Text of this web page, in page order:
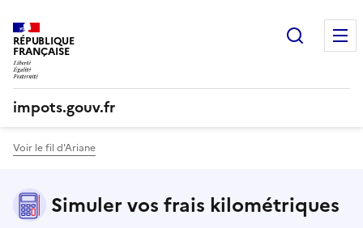
RÉPUBLIQUE
FRANÇAISE
impots.gouv.fr
Voir le fil d'Ariane
Simuler vos frais kilométriques